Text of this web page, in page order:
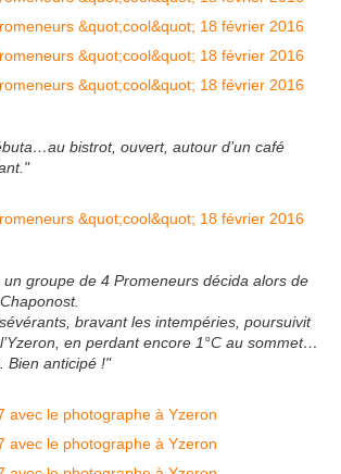
bistrot, ouvert, autour d’un café
groupe de 4 Promeneurs décida alors de
bravant les intempéries, poursuivit
en perdant encore 1°C au sommet…
Bien anticipé !"